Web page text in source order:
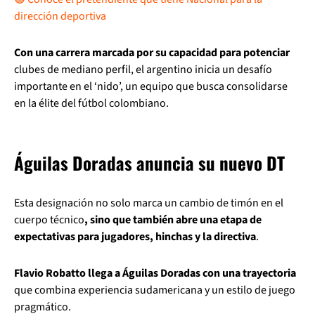
dirección deportiva
Con una carrera marcada por su capacidad para potenciar
clubes de mediano perfil, el argentino inicia un desafío
importante en el ‘nido’, un equipo que busca consolidarse
en la élite del fútbol colombiano.
Águilas Doradas anuncia su nuevo DT
Esta designación no solo marca un cambio de timón en el
cuerpo técnico, sino que también abre una etapa de
expectativas para jugadores, hinchas y la directiva.
Flavio Robatto llega a Águilas Doradas con una trayectoria
que combina experiencia sudamericana y un estilo de juego
pragmático.